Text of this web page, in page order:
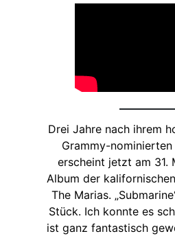
Drei Jahre nach ihrem
Grammy-
erscheint jetzt am 31.
Album der
The Marias.
Stück. Ich konnte es
ist ganz fantastisch